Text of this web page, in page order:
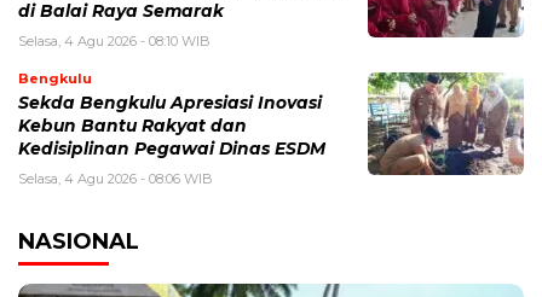
di Balai Raya Semarak
Selasa, 4 Agu 2026 - 08:10 WIB
Bengkulu
Sekda Bengkulu Apresiasi Inovasi
Kebun Bantu Rakyat dan
Kedisiplinan Pegawai Dinas ESDM
Selasa, 4 Agu 2026 - 08:06 WIB
NASIONAL